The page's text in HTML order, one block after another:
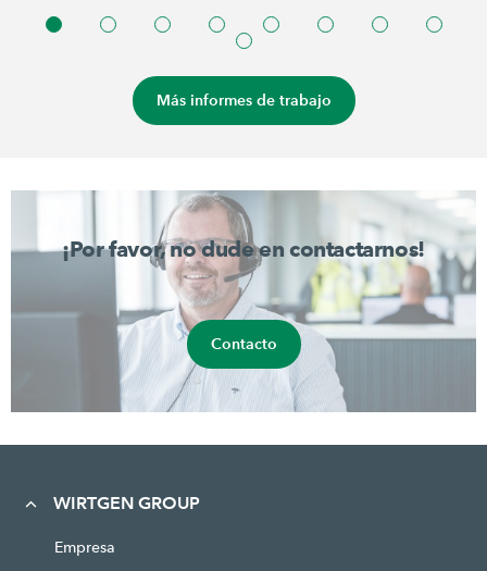
Más informes de trabajo
¡Por favor, no dude en contactarnos!
Contacto
WIRTGEN GROUP
Empresa